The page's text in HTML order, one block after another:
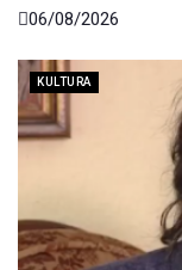
06/08/2026
KULTURA